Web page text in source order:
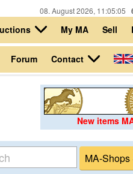
08. August 2026, 11:05:05
My MA Sell
Forum Contact
New items